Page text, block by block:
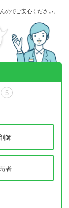
のでご安心ください。
5
師
者